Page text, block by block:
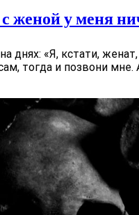
женой у меня
днях: «Я, кстати,
тогда и позвони